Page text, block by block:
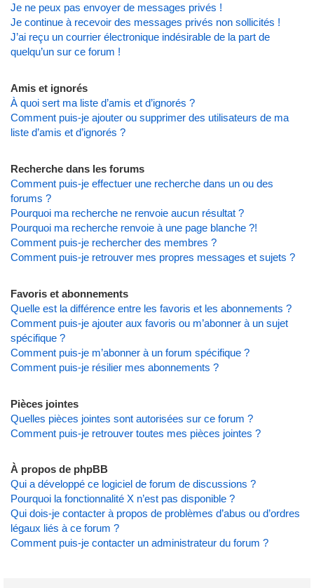
Je ne peux pas envoyer de messages privés !
Je continue à recevoir des messages privés non sollicités !
J’ai reçu un courrier électronique indésirable de la part de
quelqu’un sur ce forum !
Amis et ignorés
À quoi sert ma liste d’amis et d’ignorés ?
Comment puis-je ajouter ou supprimer des utilisateurs de ma
liste d’amis et d’ignorés ?
Recherche dans les forums
Comment puis-je effectuer une recherche dans un ou des
forums ?
Pourquoi ma recherche ne renvoie aucun résultat ?
Pourquoi ma recherche renvoie à une page blanche ?!
Comment puis-je rechercher des membres ?
Comment puis-je retrouver mes propres messages et sujets ?
Favoris et abonnements
Quelle est la différence entre les favoris et les abonnements ?
Comment puis-je ajouter aux favoris ou m’abonner à un sujet
spécifique ?
Comment puis-je m’abonner à un forum spécifique ?
Comment puis-je résilier mes abonnements ?
Pièces jointes
Quelles pièces jointes sont autorisées sur ce forum ?
Comment puis-je retrouver toutes mes pièces jointes ?
À propos de phpBB
Qui a développé ce logiciel de forum de discussions ?
Pourquoi la fonctionnalité X n’est pas disponible ?
Qui dois-je contacter à propos de problèmes d’abus ou d’ordres
légaux liés à ce forum ?
Comment puis-je contacter un administrateur du forum ?